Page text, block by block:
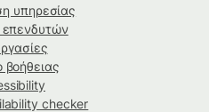
υπηρεσίας
επενδυτών
βοήθειας
checker